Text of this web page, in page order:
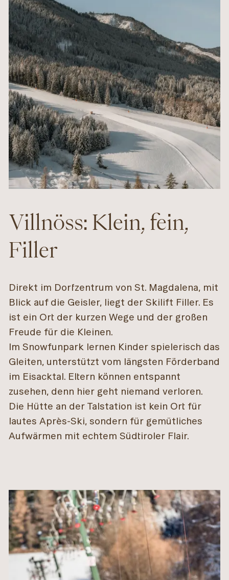
Villnöss: Klein, fein,
Filler
Direkt im Dorfzentrum von St. Magdalena, mit
Blick auf die Geisler, liegt der Skilift Filler. Es
ist ein Ort der kurzen Wege und der großen
Freude für die Kleinen.
Im Snowfunpark lernen Kinder spielerisch das
Gleiten, unterstützt vom längsten Förderband
im Eisacktal. Eltern können entspannt
zusehen, denn hier geht niemand verloren.
Die Hütte an der Talstation ist kein Ort für
lautes Après-Ski, sondern für gemütliches
Aufwärmen mit echtem Südtiroler Flair.